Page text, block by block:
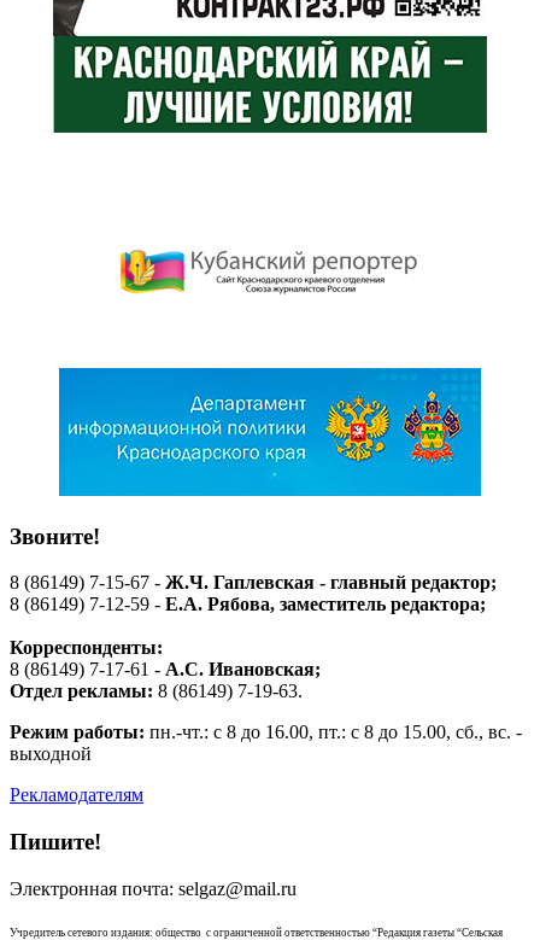
Звоните!
8 (86149) 7-15-67 - Ж.Ч. Гаплевская - главный редактор;
8 (86149) 7-12-59 - Е.А. Рябова, заместитель редактора;
Корреспонденты:
8 (86149) 7-17-61 - А.С. Ивановская;
Отдел рекламы: 8 (86149) 7-19-63.
Режим работы: пн.-чт.: с 8 до 16.00, пт.: с 8 до 15.00, сб., вс. -
выходной
Рекламодателям
Пишите!
Электронная почта: selgaz@mail.ru
Учредитель сетевого издания: общество с ограниченной ответственностью “Редакция газеты “Сельская